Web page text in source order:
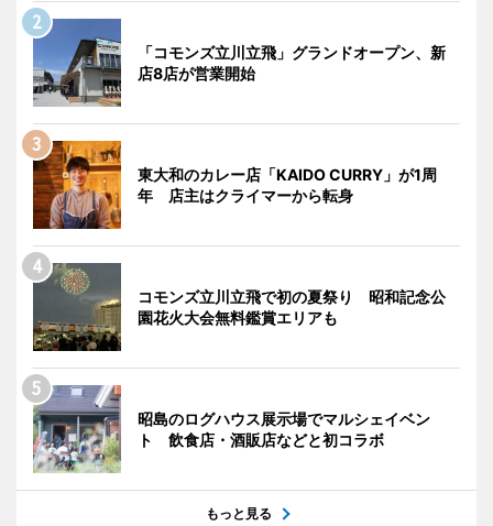
「コモンズ立川立飛」グランドオープン、新
店8店が営業開始
東大和のカレー店「KAIDO CURRY」が1周
年 店主はクライマーから転身
コモンズ立川立飛で初の夏祭り 昭和記念公
園花火大会無料鑑賞エリアも
昭島のログハウス展示場でマルシェイベン
ト 飲食店・酒販店などと初コラボ
もっと見る